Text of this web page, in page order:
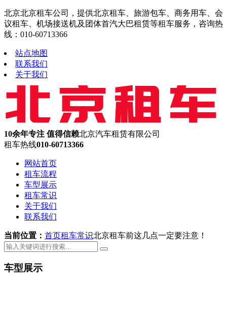
北京北京租车公司，提供北京租车、旅游包车、商务用车、会
议租车、机场接送机及团体首汽大巴租赁等租车服务，咨询热
线：010-60713366
站点地图
联系我们
关于我们
10余年专注 值得信赖北京汽车租赁有限公司
租车热线010-60713366
网站首页
租车流程
车型展示
租车常识
关于我们
联系我们
当前位置： 首页租车常识北京租车前这几点一定要注意！
车型展示